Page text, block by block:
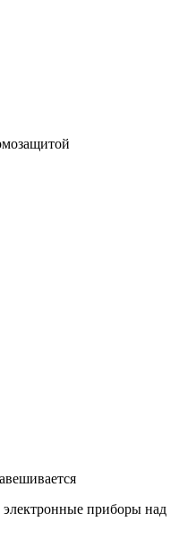
электронные приборы над